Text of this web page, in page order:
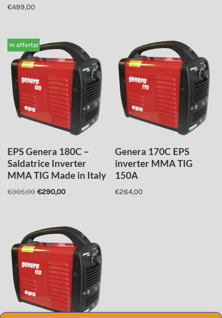
€499,00
In offerta!
EPS Genera 180C –
Saldatrice Inverter
MMA TIG Made in Italy
€305,00 €290,00
Genera 170C EPS
inverter MMA TIG
150A
€264,00